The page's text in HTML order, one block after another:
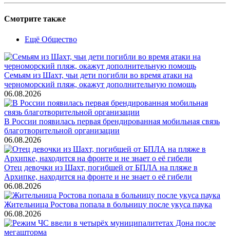
Смотрите также
Ещё Общество
Семьям из Шахт, чьи дети погибли во время атаки на
черноморский пляж, окажут дополнительную помощь
06.08.2026
В России появилась первая брендированная мобильная связь
благотворительной организации
06.08.2026
Отец девочки из Шахт, погибшей от БПЛА на пляже в
Архипке, находится на фронте и не знает о её гибели
06.08.2026
Жительница Ростова попала в больницу после укуса паука
06.08.2026